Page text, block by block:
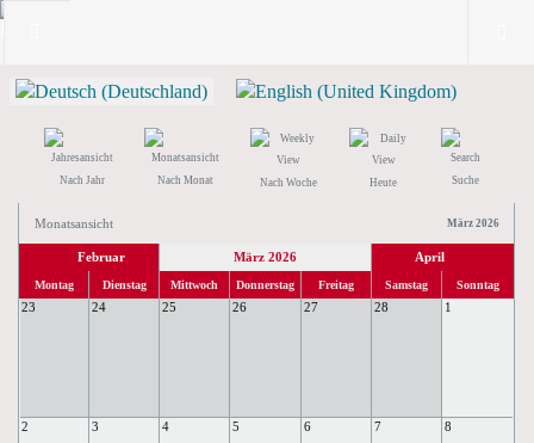
Nach Jahr Nach Monat Nach Woche Heute Suche
Monatsansicht März 2026
Februar März 2026 April
Montag Dienstag Mittwoch Donnerstag Freitag Samstag Sonntag
23 24 25 26 27 28 1
2 3 4 5 6 7 8